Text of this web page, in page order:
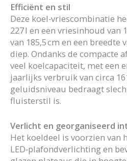
Efficiënt en stil
Deze koel‑vriescombinatie
227 l en een vriesinhoud van
van 185,5 cm en een breedte
diep. Ondanks de compacte
veel koelcapaciteit, met een
jaarlijks verbruik van circa
geluidsniveau bedraagt
fluisterstil is.
Verlicht en georganiseerd
Het koeldeel is voorzien van
LED‑plafondverlichting en